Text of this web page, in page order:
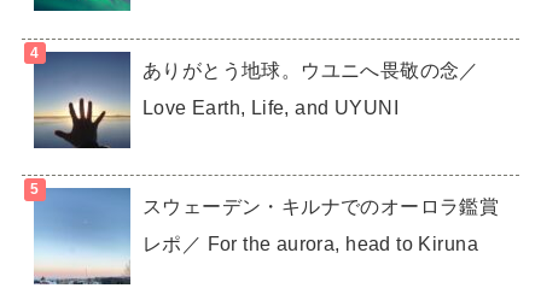
ありがとう地球。ウユニへ畏敬の念／
Love Earth, Life, and UYUNI
スウェーデン・キルナでのオーロラ鑑賞
レポ／ For the aurora, head to Kiruna